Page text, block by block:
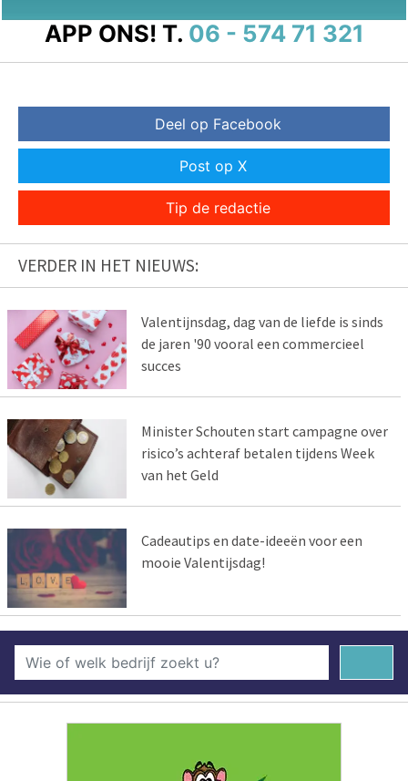
APP ONS! T. 06 - 574 71 321
Deel op Facebook
Post op X
Tip de redactie
VERDER IN HET NIEUWS:
Valentijnsdag, dag van de liefde is sinds
de jaren '90 vooral een commercieel
succes
Minister Schouten start campagne over
risico’s achteraf betalen tijdens Week
van het Geld
Cadeautips en date-ideeën voor een
mooie Valentijsdag!